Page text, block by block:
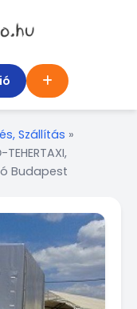
Szállítás »
Budapest